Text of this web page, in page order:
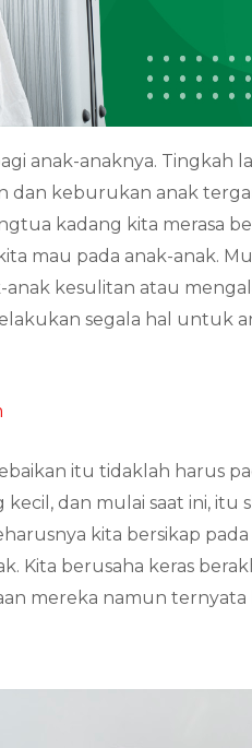
anak-anaknya. Tingkah
dan keburukan anak
kadang kita merasa
mau pada anak-anak.
kesulitan atau
segala hal untuk
itu tidaklah harus
kecil, dan mulai saat ini, itu
kita bersikap pada
Kita berusaha keras
mereka namun